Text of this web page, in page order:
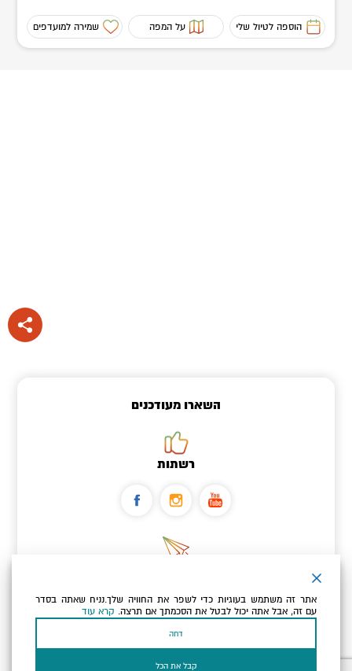
הוספה לטיול שלי על המפה שמירה למועדפים
השארו מעודכנים
רשתות
כתובת הדוא"ל שלך
אני מאשר/ת שקראתי ומסכים/הלמדיניות הפרטיות ולמדיניות
אתר זה משתמש בעוגיות כדי לשפר את החוויה שלך.נניח שאתה בסדר
עם זה, אבל אתה יכול לבטל את הסכמתך אם תרצה. קרא עוד
דחה
קבל את הכל